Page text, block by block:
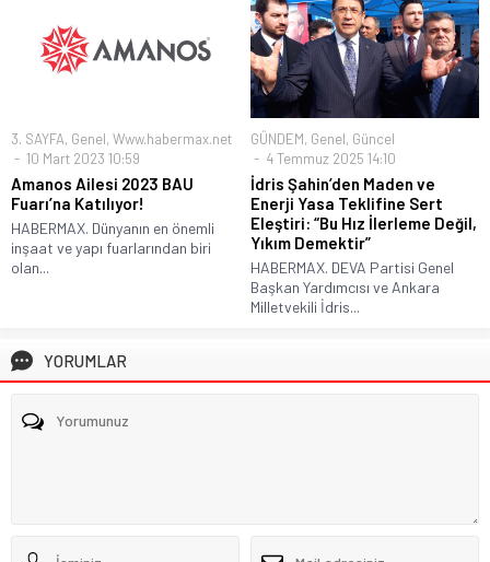
3. SAYFA, Genel, Www.habermax.net
10 Mart 2023 10:59
Amanos Ailesi 2023 BAU
Fuarı’na Katılıyor!
HABERMAX. Dünyanın en önemli
inşaat ve yapı fuarlarından biri
olan...
GÜNDEM, Genel, Güncel
4 Temmuz 2025 14:10
İdris Şahin’den Maden ve
Enerji Yasa Teklifine Sert
Eleştiri: “Bu Hız İlerleme Değil,
Yıkım Demektir”
HABERMAX. DEVA Partisi Genel
Başkan Yardımcısı ve Ankara
Milletvekili İdris...
YORUMLAR